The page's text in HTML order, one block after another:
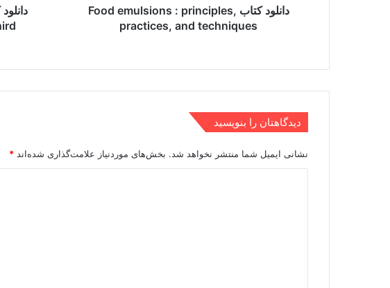
دانلود کتاب Food emulsions : principles,
practices, and techniques
Edition
دیدگاهتان را بنویسید
نشانی ایمیل شما منتشر نخواهد شد. بخش‌های موردنیاز علامت‌گذاری شده‌اند *